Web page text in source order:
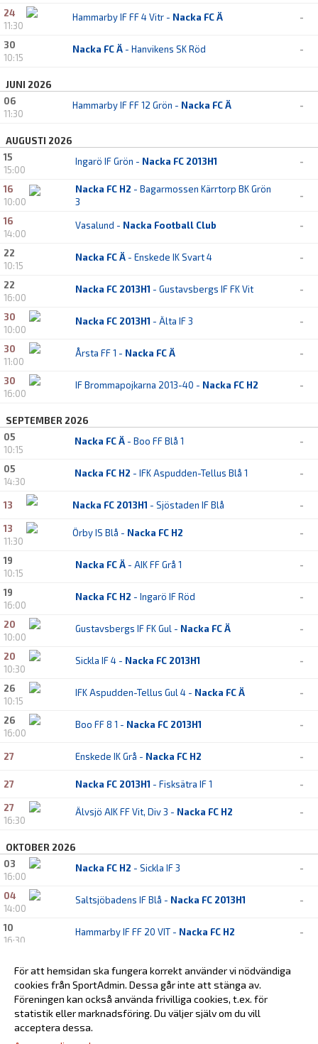
24
11:30
Hammarby IF FF 4 Vitr - Nacka FC Ä -
30
10:15
Nacka FC Ä - Hanvikens SK Röd -
JUNI 2026
06
11:30
Hammarby IF FF 12 Grön - Nacka FC Ä -
AUGUSTI 2026
15
15:00
Ingarö IF Grön - Nacka FC 2013H1 -
16
10:00
Nacka FC H2 - Bagarmossen Kärrtorp BK Grön
3
-
16
14:00
Vasalund - Nacka Football Club -
22
10:15
Nacka FC Ä - Enskede IK Svart 4 -
22
16:00
Nacka FC 2013H1 - Gustavsbergs IF FK Vit -
30
10:00
Nacka FC 2013H1 - Älta IF 3 -
30
11:00
Årsta FF 1 - Nacka FC Ä -
30
16:00
IF Brommapojkarna 2013-40 - Nacka FC H2 -
SEPTEMBER 2026
05
10:15
Nacka FC Ä - Boo FF Blå 1 -
05
14:30
Nacka FC H2 - IFK Aspudden-Tellus Blå 1 -
13 Nacka FC 2013H1 - Sjöstaden IF Blå -
13
11:30
Örby IS Blå - Nacka FC H2 -
19
10:15
Nacka FC Ä - AIK FF Grå 1 -
19
16:00
Nacka FC H2 - Ingarö IF Röd -
20
10:00
Gustavsbergs IF FK Gul - Nacka FC Ä -
20
10:30
Sickla IF 4 - Nacka FC 2013H1 -
26
10:15
IFK Aspudden-Tellus Gul 4 - Nacka FC Ä -
26
16:00
Boo FF 8 1 - Nacka FC 2013H1 -
27 Enskede IK Grå - Nacka FC H2 -
27 Nacka FC 2013H1 - Fisksätra IF 1 -
27
16:30
Älvsjö AIK FF Vit, Div 3 - Nacka FC H2 -
OKTOBER 2026
03
16:00
Nacka FC H2 - Sickla IF 3 -
04
14:00
Saltsjöbadens IF Blå - Nacka FC 2013H1 -
10
16:30
Hammarby IF FF 20 VIT - Nacka FC H2 -
10:00
10:00
Nacka FC H2- Djurgårdens IF FF 10
För att hemsidan ska fungera korrekt använder vi nödvändiga
cookies från SportAdmin. Dessa går inte att stänga av.
Föreningen kan också använda frivilliga cookies, t.ex. för
statistik eller marknadsföring. Du väljer själv om du vill
acceptera dessa.